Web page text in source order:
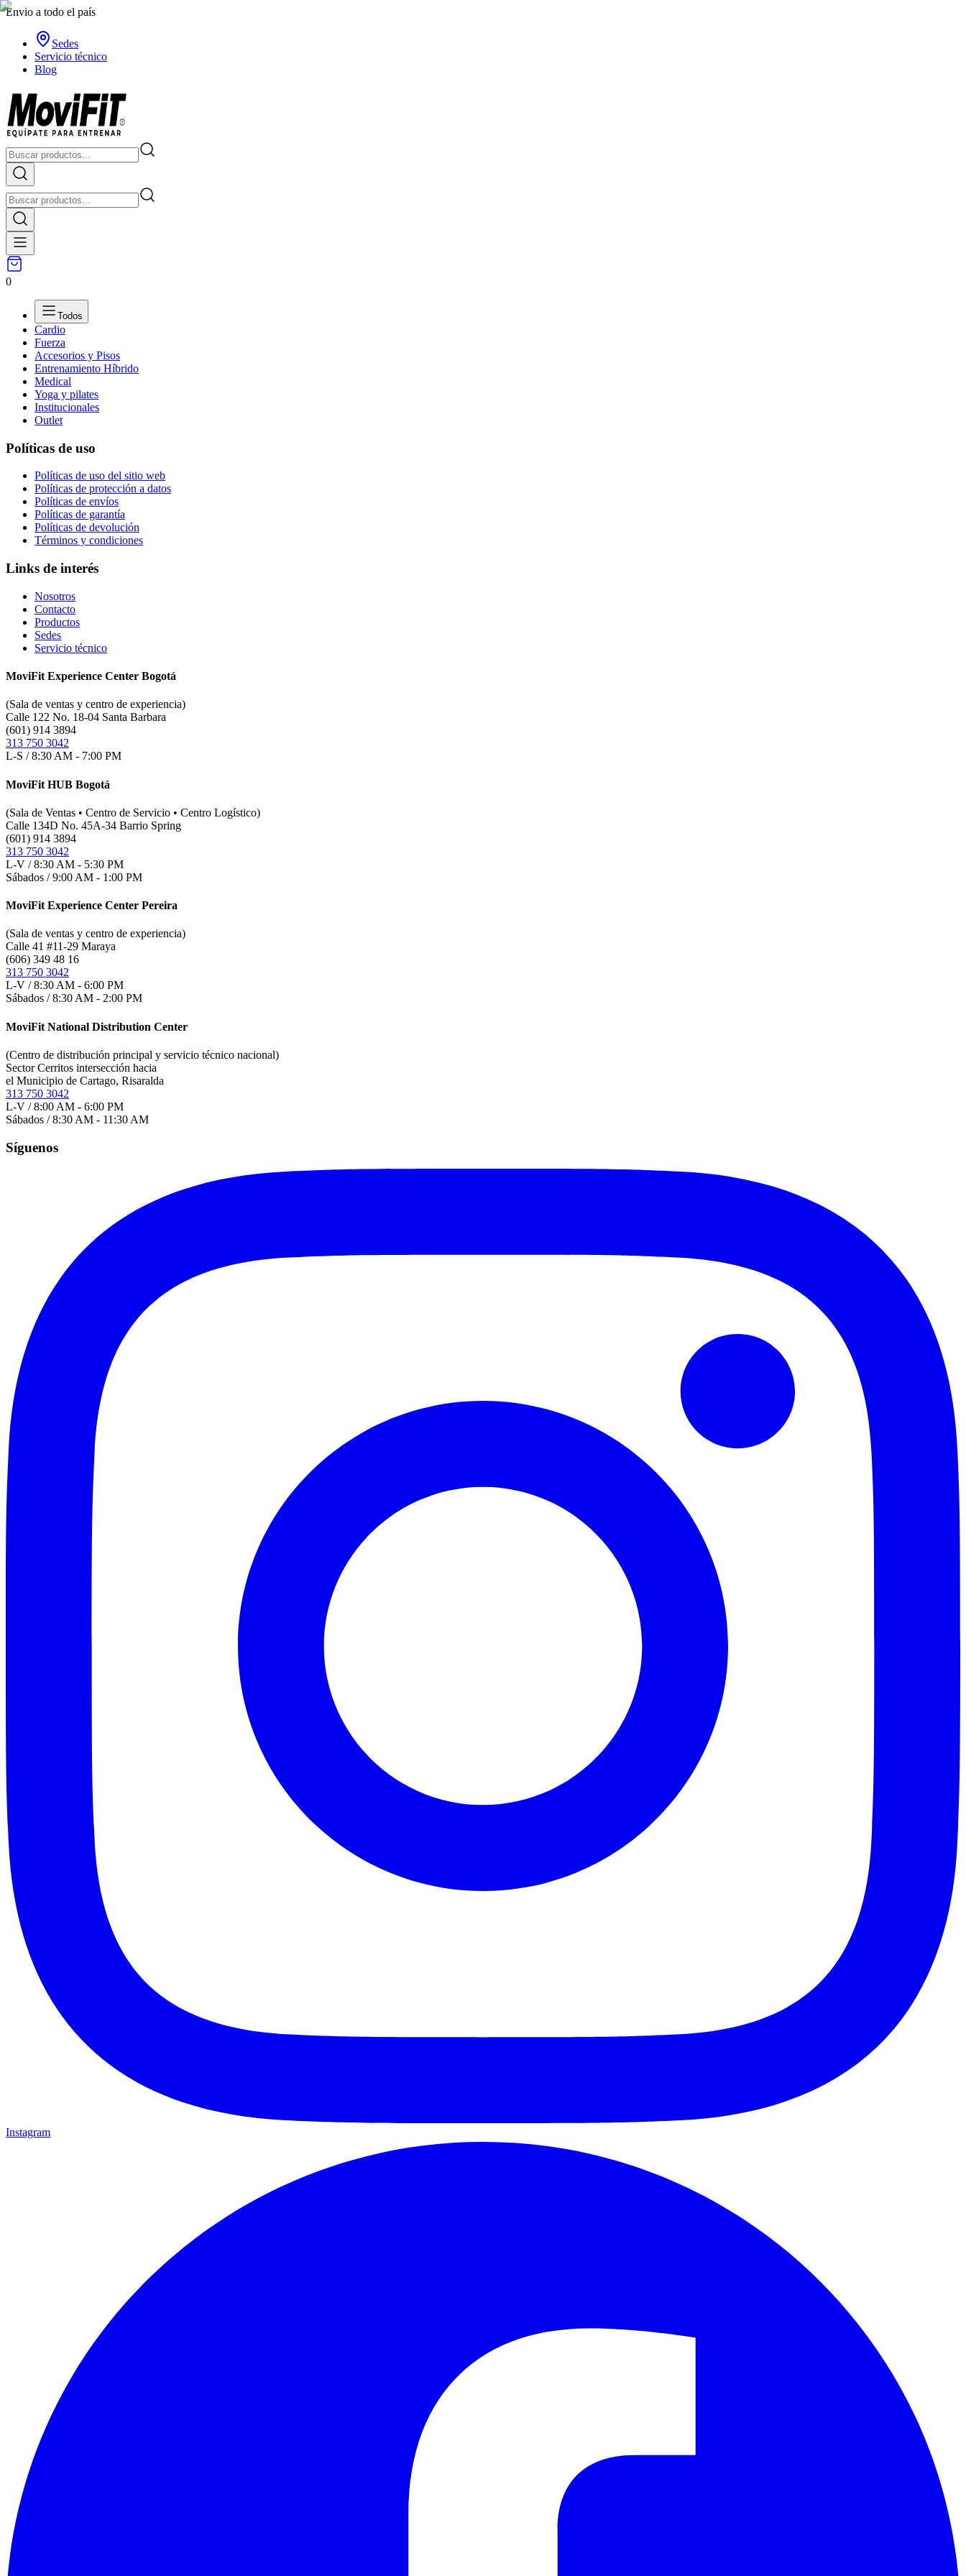
Envio a todo el país
Sedes
Servicio técnico
Blog
0
Todos
Cardio
Fuerza
Accesorios y Pisos
Entrenamiento Híbrido
Medical
Yoga y pilates
Institucionales
Outlet
Políticas de uso
Políticas de uso del sitio web
Políticas de protección a datos
Políticas de envíos
Políticas de garantía
Políticas de devolución
Términos y condiciones
Links de interés
Nosotros
Contacto
Productos
Sedes
Servicio técnico
MoviFit Experience Center Bogotá
(Sala de ventas y centro de experiencia)
Calle 122 No. 18-04 Santa Barbara
(601) 914 3894
313 750 3042
L-S / 8:30 AM - 7:00 PM
MoviFit HUB Bogotá
(Sala de Ventas • Centro de Servicio • Centro Logístico)
Calle 134D No. 45A-34 Barrio Spring
(601) 914 3894
313 750 3042
L-V / 8:30 AM - 5:30 PM
Sábados / 9:00 AM - 1:00 PM
MoviFit Experience Center Pereira
(Sala de ventas y centro de experiencia)
Calle 41 #11-29 Maraya
(606) 349 48 16
313 750 3042
L-V / 8:30 AM - 6:00 PM
Sábados / 8:30 AM - 2:00 PM
MoviFit National Distribution Center
(Centro de distribución principal y servicio técnico nacional)
Sector Cerritos intersección hacia
el Municipio de Cartago, Risaralda
313 750 3042
L-V / 8:00 AM - 6:00 PM
Sábados / 8:30 AM - 11:30 AM
Síguenos
Instagram